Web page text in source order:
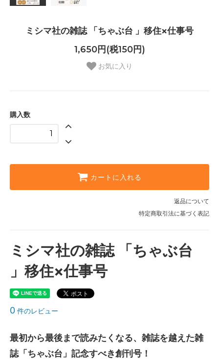
ミシマ社の雑誌 「ちゃぶ台 」移住×仕事号
1,650円(税150円)
お気に入り
購入数
カートに入れる
返品について
特定商取引法に基づく表記
ミシマ社の雑誌 「ちゃぶ台
」移住×仕事号
0 件のレビュー
最初から最後まで読みたくなる、雑誌を越えた雑
誌「ちゃぶ台」記念すべき創刊号！